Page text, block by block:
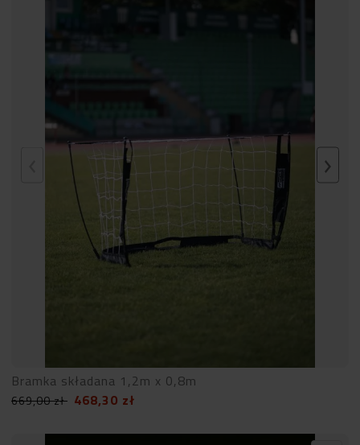
Bramka składana 1,2m x 0,8m
669,00zł 468,30 zł